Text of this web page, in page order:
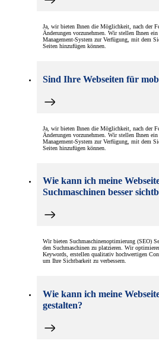
Ja, wir bieten Ihnen die Möglichkeit, nach der
Änderungen vorzunehmen. Wir stellen Ihnen
Management-System zur Verfügung, mit dem
Seiten hinzufügen können.
Sind Ihre Webseiten für
Ja, wir bieten Ihnen die Möglichkeit, nach der
Änderungen vorzunehmen. Wir stellen Ihnen
Management-System zur Verfügung, mit dem
Seiten hinzufügen können.
Wie kann ich meine
Suchmaschinen besser
Wir bieten Suchmaschinenoptimierung (SEO)
den Suchmaschinen zu platzieren. Wir
Keywords, erstellen qualitativ hochwertigen
um Ihre Sichtbarkeit zu verbessern.
Wie kann ich meine
gestalten?